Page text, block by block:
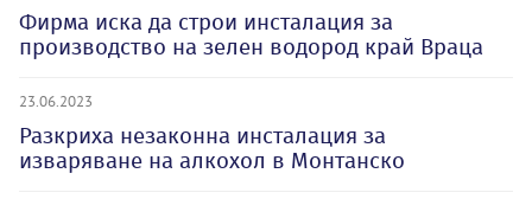
Фирма иска да строи инсталация за
производство на зелен водород край Враца
23.06.2023
Разкриха незаконна инсталация за
изваряване на алкохол в Монтанско